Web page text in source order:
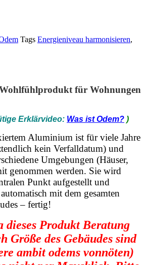
Tags Energieniveau harmonisieren,
für Wohnungen
Erklärvideo: Was ist Odem? )
Aluminium ist für viele Jahre
kein Verfalldatum) und
Umgebungen (Häuser,
genommen werden. Sie wird
Punkt aufgestellt und
mit dem gesamten
– fertig!
Produkt Beratung
Größe des Gebäudes sind
ambit odems vonnöten)